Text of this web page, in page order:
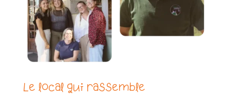
Le local qui rassemble